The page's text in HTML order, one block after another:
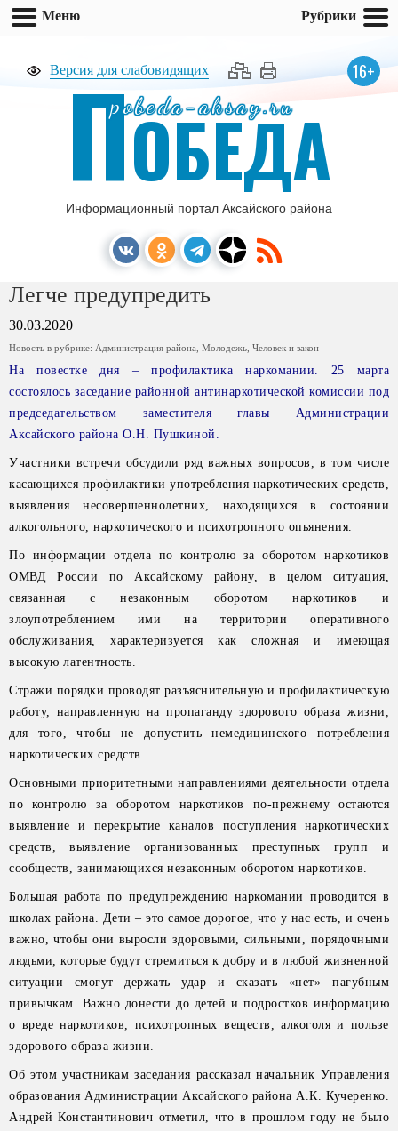
Версия для слабовидящих 16+
pobeda-aksay.ru
ПОБЕДА
Информационный портал Аксайского района
Легче предупредить
30.03.2020
Новость в рубрике: Администрация района Молодежь Человек и закон
На повестке дня – профилактика наркомании. 25 марта
состоялось заседание районной антинаркотической комиссии под
председательством заместителя главы Администрации
Аксайского района О.Н. Пушкиной.
Участники встречи обсудили ряд важных вопросов, в том числе
касающихся профилактики употребления наркотических средств,
выявления несовершеннолетних, находящихся в состоянии
алкогольного, наркотического и психотропного опьянения.
По информации отдела по контролю за оборотом наркотиков
ОМВД России по Аксайскому району, в целом ситуация,
связанная с незаконным оборотом наркотиков и
злоупотреблением ими на территории оперативного
обслуживания, характеризуется как сложная и имеющая
высокую латентность.
Стражи порядки проводят разъяснительную и профилактическую
работу, направленную на пропаганду здорового образа жизни,
для того, чтобы не допустить немедицинского потребления
наркотических средств.
Основными приоритетными направлениями деятельности отдела
по контролю за оборотом наркотиков по-прежнему остаются
выявление и перекрытие каналов поступления наркотических
средств, выявление организованных преступных групп и
сообществ, занимающихся незаконным оборотом наркотиков.
Большая работа по предупреждению наркомании проводится в
школах района. Дети – это самое дорогое, что у нас есть, и очень
важно, чтобы они выросли здоровыми, сильными, порядочными
людьми, которые будут стремиться к добру и в любой жизненной
ситуации смогут держать удар и сказать «нет» пагубным
привычкам. Важно донести до детей и подростков информацию
о вреде наркотиков, психотропных веществ, алкоголя и пользе
здорового образа жизни.
Об этом участникам заседания рассказал начальник Управления
образования Администрации Аксайского района А.К. Кучеренко.
Андрей Константинович отметил, что в прошлом году не было
Меню Рубрики